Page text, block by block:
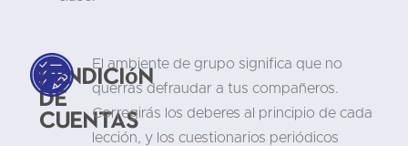
Rendición
de
cuentas
El ambiente de grupo significa que no
querrás defraudar a tus compañeros.
Corregirás los deberes al principio de cada
lección, y los cuestionarios periódicos